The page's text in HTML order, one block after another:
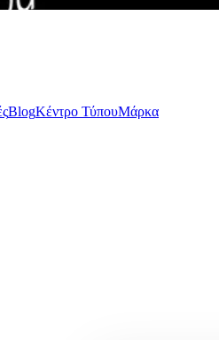
BlogΚέντρο ΤύπουΜάρκα